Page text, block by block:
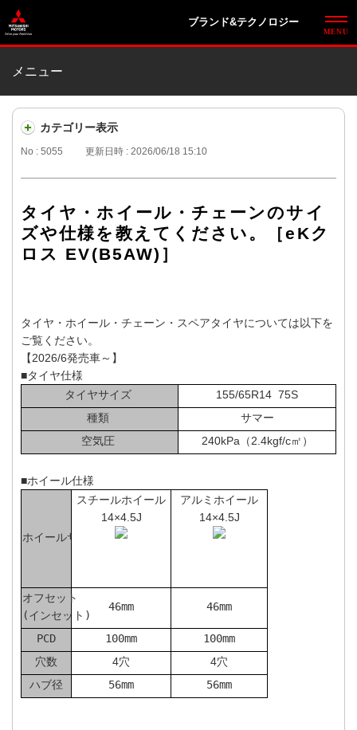
ブランド&テクノロジー
メニュー
カテゴリー表示
No : 5055 更新日時 : 2026/06/18 15:10
タイヤ・ホイール・チェーンのサイ
ズや仕様を教えてください。［eKク
ロス EV(B5AW)］
タイヤ・ホイール・チェーン・スペアタイヤについては以下を
ご覧ください。
【2026/6発売車～】
■タイヤ仕様
タイヤサイズ
155/65R14 75S
種類
サマー
空気圧
240kPa（2.4kgf/c㎡）
■ホイール仕様
ホイールサイズ
スチールホイール
14×4.5J
アルミホイール
14×4.5J
オフセット
(インセット)
46mm 46mm
PCD 100mm
100mm
穴数
4穴
4穴
ハブ径
56mm 56mm